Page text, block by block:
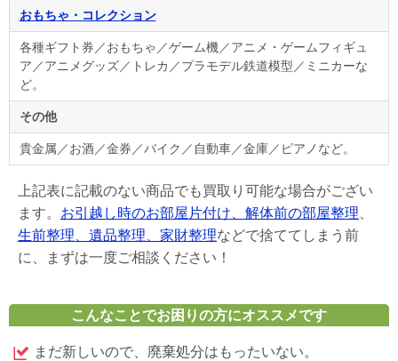
おもちゃ・コレクション
各種ギフト券／おもちゃ／ゲーム機／アニメ・ゲームフィギュ
ア／アニメグッズ／トレカ／プラモデル鉄道模型／ミニカーな
ど。
その他
貴金属／お酒／金券／バイク／自動車／金庫／ピアノなど。
上記表に記載のない商品でも買取り可能な場合がござい
ます。 お引越し時のお部屋片付け、解体前の部屋整理
生前整理、遺品整理、家財整理などで捨ててしまう前
に、まずは一度ご相談ください！
こんなことでお困りの方にオススメです
まだ新しいので、廃棄処分はもったいない。